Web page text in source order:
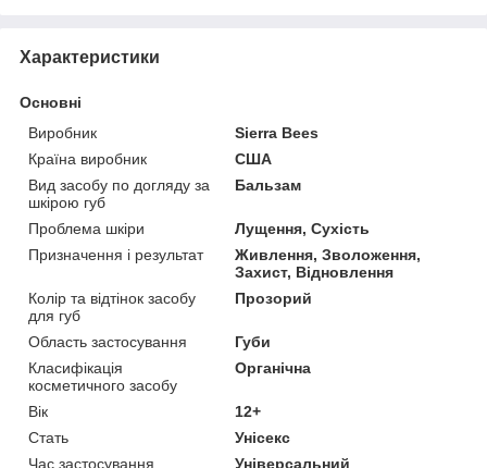
Характеристики
Основні
Виробник
Sierra Bees
Країна виробник
США
Вид засобу по догляду за
шкірою губ
Бальзам
Проблема шкіри
Лущення, Сухість
Призначення і результат
Живлення, Зволоження,
Захист, Відновлення
Колір та відтінок засобу
для губ
Прозорий
Область застосування
Губи
Класифікація
косметичного засобу
Органічна
Вік
12+
Стать
Унісекс
Час застосування
Універсальний